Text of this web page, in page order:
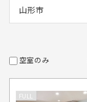
山形市
空室のみ
FULL